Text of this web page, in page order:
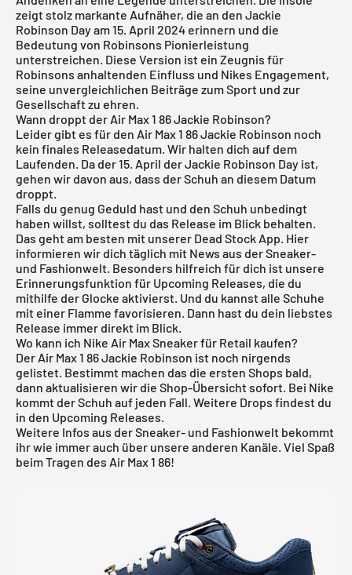
zeigt stolz markante Aufnäher, die an den Jackie
Robinson Day am 15. April 2024 erinnern und die
Bedeutung von Robinsons Pionierleistung
unterstreichen. Diese Version ist ein Zeugnis für
Robinsons anhaltenden Einfluss und Nikes Engagement,
seine unvergleichlichen Beiträge zum Sport und zur
Gesellschaft zu ehren.
Wann droppt der Air Max 1 86 Jackie Robinson?
Leider gibt es für den Air Max 1 86 Jackie Robinson noch
kein finales Releasedatum. Wir halten dich auf dem
Laufenden. Da der 15. April der Jackie Robinson Day ist,
gehen wir davon aus, dass der Schuh an diesem Datum
droppt.
Falls du genug Geduld hast und den Schuh unbedingt
haben willst, solltest du das Release im Blick behalten.
Das geht am besten mit unserer Dead Stock App. Hier
informieren wir dich täglich mit News aus der Sneaker-
und Fashionwelt. Besonders hilfreich für dich ist unsere
Erinnerungsfunktion für Upcoming Releases, die du
mithilfe der Glocke aktivierst. Und du kannst alle Schuhe
mit einer Flamme favorisieren. Dann hast du dein liebstes
Release immer direkt im Blick.
Wo kann ich Nike Air Max Sneaker für Retail kaufen?
Der Air Max 1 86 Jackie Robinson ist noch nirgends
gelistet. Bestimmt machen das die ersten Shops bald,
dann aktualisieren wir die Shop-Übersicht sofort. Bei Nike
kommt der Schuh auf jeden Fall. Weitere Drops findest du
in den Upcoming Releases.
Weitere Infos aus der Sneaker- und Fashionwelt bekommt
ihr wie immer auch über unsere anderen Kanäle. Viel Spaß
beim Tragen des Air Max 1 86!